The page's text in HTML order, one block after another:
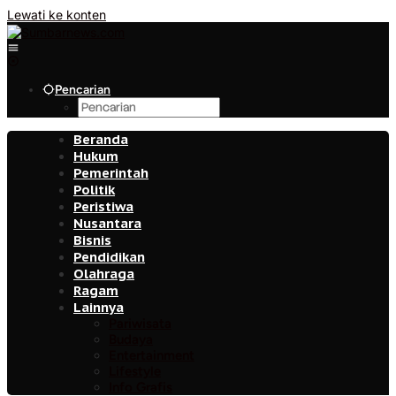
Lewati ke konten
Pencarian
Beranda
Hukum
Pemerintah
Politik
Peristiwa
Nusantara
Bisnis
Pendidikan
Olahraga
Ragam
Lainnya